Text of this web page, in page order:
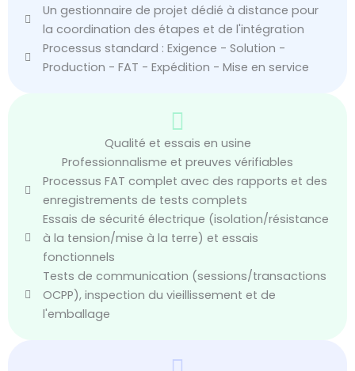
Un gestionnaire de projet dédié à distance pour
la coordination des étapes et de l'intégration
Processus standard : Exigence - Solution -
Production - FAT - Expédition - Mise en service
Qualité et essais en usine
Professionnalisme et preuves vérifiables
Processus FAT complet avec des rapports et des
enregistrements de tests complets
Essais de sécurité électrique (isolation/résistance
à la tension/mise à la terre) et essais
fonctionnels
Tests de communication (sessions/transactions
OCPP), inspection du vieillissement et de
l'emballage